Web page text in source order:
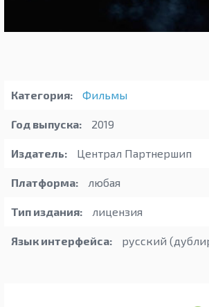
Категория: Фильмы
Год выпуска: 2019
Издатель: Централ Партнершип
Платформа: любая
Тип издания: лицензия
Язык интерфейса: русский